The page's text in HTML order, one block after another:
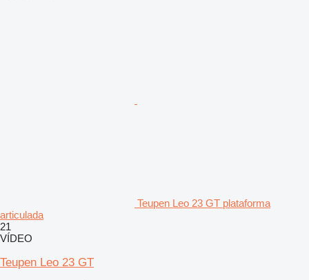
Teupen Leo 23 GT plataforma
articulada
21
VÍDEO
Teupen Leo 23 GT